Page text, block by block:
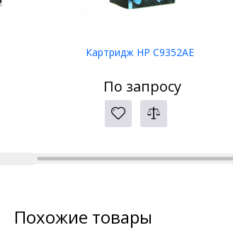
Картридж HP C9352AE
По запросу
Похожие товары